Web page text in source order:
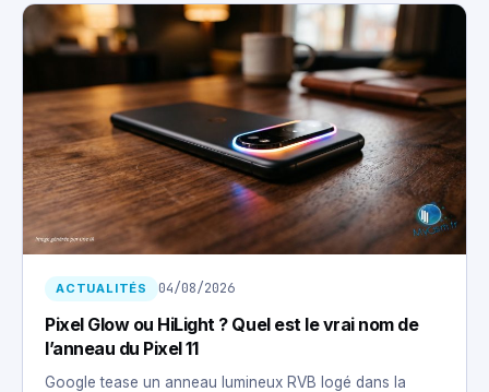
ACTUALITÉS 04/08/2026
Pixel Glow ou HiLight ? Quel est le vrai nom de
l’anneau du Pixel 11
Google tease un anneau lumineux RVB logé dans la